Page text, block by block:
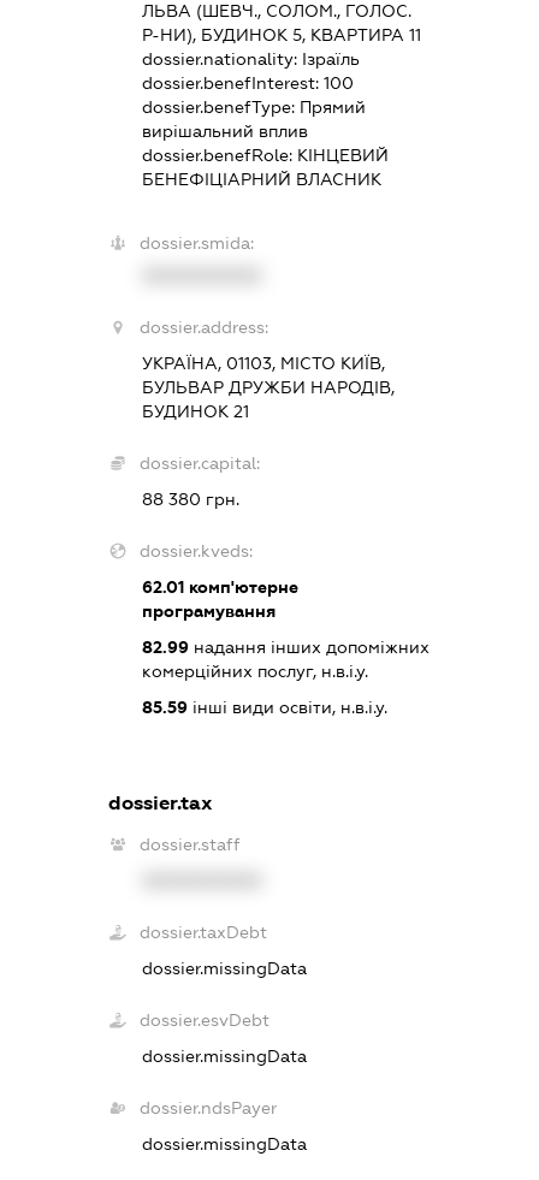
ЛЬВА (ШЕВЧ., СОЛОМ., ГОЛОС.
Р-НИ), БУДИНОК 5, КВАРТИРА 11
dossier.nationality: Ізраїль
dossier.benefInterest:100
dossier.benefType: Прямий
вирішальний вплив
dossier.benefRole: КІНЦЕВИЙ
БЕНЕФІЦІАРНИЙ ВЛАСНИК
dossier.smida:
dossier.address:
УКРАЇНА, 01103, МІСТО КИЇВ,
БУЛЬВАР ДРУЖБИ НАРОДІВ,
БУДИНОК 21
dossier.capital:
88 380 грн.
dossier.kveds:
62.01 комп'ютерне
програмування
82.99 надання інших допоміжних
комерційних послуг, н.в.і.у.
85.59 інші види освіти, н.в.і.у.
dossier.tax
dossier.staff
dossier.taxDebt
dossier.missingData
dossier.esvDebt
dossier.missingData
dossier.ndsPayer
dossier.missingData